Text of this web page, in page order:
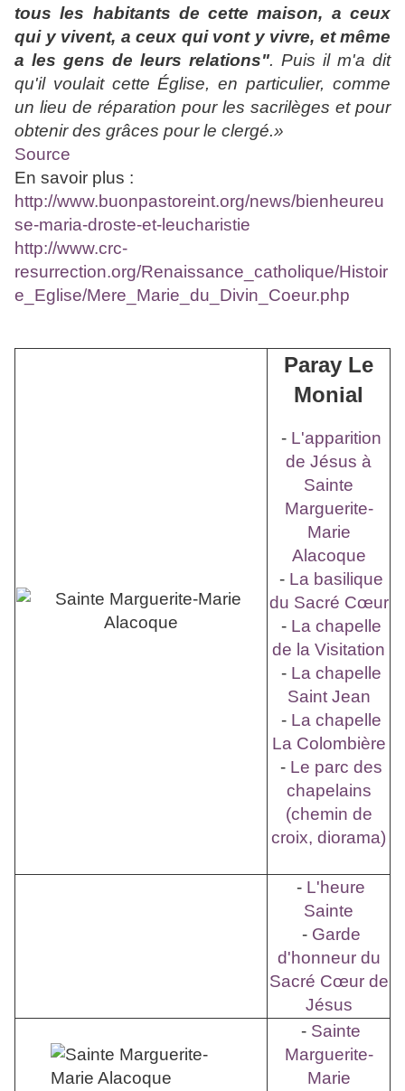
tous les habitants de cette maison, a ceux
qui y vivent, a ceux qui vont y vivre, et même
a les gens de leurs relations". Puis il m'a dit
qu'il voulait cette Église, en particulier, comme
un lieu de réparation pour les sacrilèges et pour
obtenir des grâces pour le clergé.»
Source
En savoir plus :
http://www.buonpastoreint.org/news/bienheureu
se-maria-droste-et-leucharistie
http://www.crc-
resurrection.org/Renaissance_catholique/Histoir
e_Eglise/Mere_Marie_du_Divin_Coeur.php
Paray Le
Monial
- L'apparition
de Jésus à
Sainte
Marguerite-
Marie
Alacoque
- La basilique
du Sacré Cœur
- La chapelle
de la Visitation
- La chapelle
Saint Jean
- La chapelle
La Colombière
- Le parc des
chapelains
(chemin de
croix, diorama)
- L'heure
Sainte
- Garde
d'honneur du
Sacré Cœur de
Jésus
- Sainte
Marguerite-
Marie